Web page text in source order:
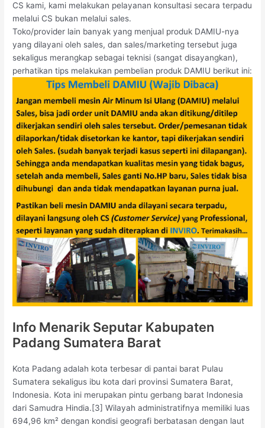
CS kami, kami melakukan pelayanan konsultasi secara terpadu
melalui CS bukan melalui sales.
Toko/provider lain banyak yang menjual produk DAMIU-nya
yang dilayani oleh sales, dan sales/marketing tersebut juga
sekaligus merangkap sebagai teknisi (sangat disayangkan),
perhatikan tips melakukan pembelian produk DAMIU berikut ini:
Info Menarik Seputar Kabupaten
Padang Sumatera Barat
Kota Padang adalah kota terbesar di pantai barat Pulau
Sumatera sekaligus ibu kota dari provinsi Sumatera Barat,
Indonesia. Kota ini merupakan pintu gerbang barat Indonesia
dari Samudra Hindia.[3] Wilayah administratifnya memiliki luas
694,96 km² dengan kondisi geografi berbatasan dengan laut